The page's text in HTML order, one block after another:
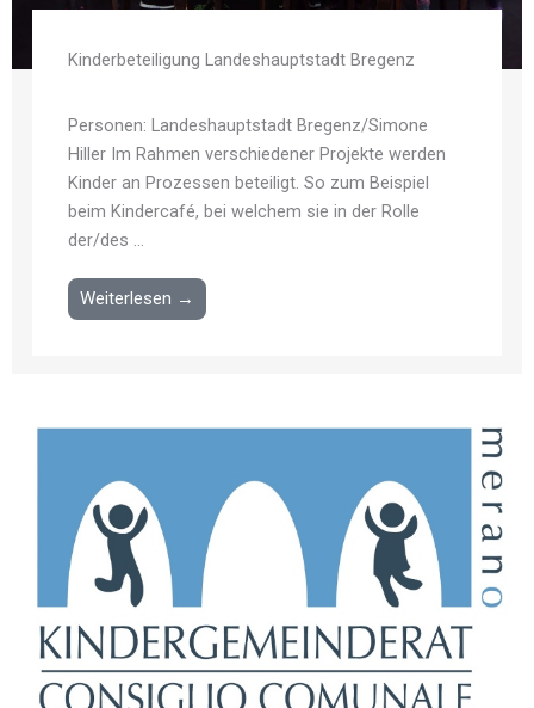
Kinderbeteiligung Landeshauptstadt Bregenz
Personen: Landeshauptstadt Bregenz/Simone
Hiller Im Rahmen verschiedener Projekte werden
Kinder an Prozessen beteiligt. So zum Beispiel
beim Kindercafé, bei welchem sie in der Rolle
der/des ...
Weiterlesen →